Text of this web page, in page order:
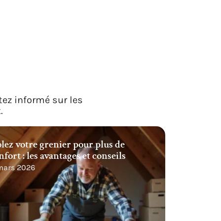
informé sur les
votre grenier pour plus de
: les avantages et conseils
2026